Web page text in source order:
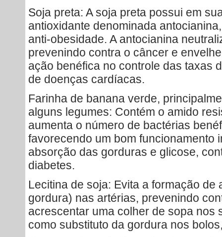
Soja preta: A soja preta possui em
antioxidante denominada
anti-obesidade. A antocianina
prevenindo contra o câncer e
ação benéfica no controle das taxas
de doenças cardíacas.
Farinha de banana verde,
alguns legumes: Contém o amido
aumenta o número de bactérias
favorecendo um bom funcionamento
absorção das gorduras e glicose,
diabetes.
Lecitina de soja: Evita a formação de
gordura) nas artérias, prevenindo
acrescentar uma colher de sopa nos
como substituto da gordura nos